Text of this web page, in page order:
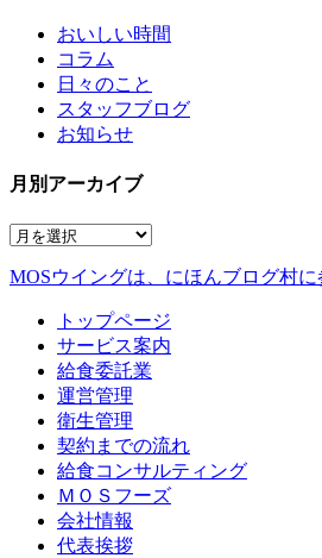
おいしい時間
コラム
日々のこと
スタッフブログ
お知らせ
月別アーカイブ
MOSウイングは、にほんブログ村に
トップページ
サービス案内
給食委託業
運営管理
衛生管理
契約までの流れ
給食コンサルティング
ＭＯＳフーズ
会社情報
代表挨拶